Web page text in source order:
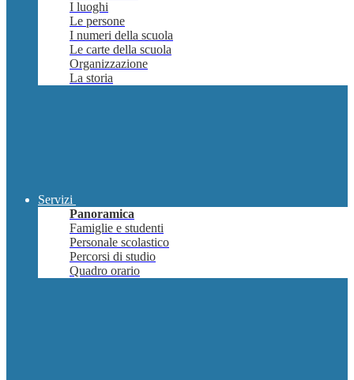
I luoghi
Le persone
I numeri della scuola
Le carte della scuola
Organizzazione
La storia
Servizi
Panoramica
Famiglie e studenti
Personale scolastico
Percorsi di studio
Quadro orario